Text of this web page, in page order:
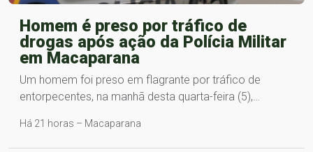
Homem é preso por tráfico de
drogas após ação da Polícia Militar
em Macaparana
Um homem foi preso em flagrante por tráfico de
entorpecentes, na manhã desta quarta-feira (5),…
Há 21 horas – Macaparana